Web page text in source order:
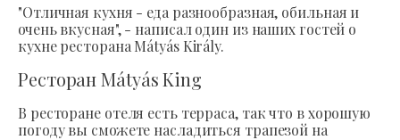
"Отличная кухня - еда разнообразная, обильная и
очень вкусная", - написал один из наших гостей о
кухне ресторана Mátyás Király.
Ресторан Mátyás King
В ресторане отеля есть терраса, так что в хорошую
погоду вы сможете насладиться трапезой на